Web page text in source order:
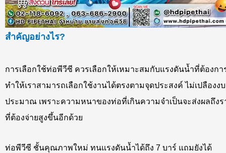
สำคัญอย่างไร?
การเลือกใช้ท่อพีวีซี ควรเลือกให้เหมาะสมกับแรงดันน้ำที่ต้องกา
ทำให้เราสามารถเลือกใช้งานได้ตรงตามจุดประสงค์ ไม่เปลืองงบ
ประมาณ เพราะความหนาของท่อที่เกินความจำเป็นจะส่งผลถึงร
ที่ต้องจ่ายสูงขึ้นอีกด้วย
ท่อพีวีซี ชั้นคุณภาพใหม่ ทนแรงดันน้ำได้ถึง 7 บาร์ แถมยังได้